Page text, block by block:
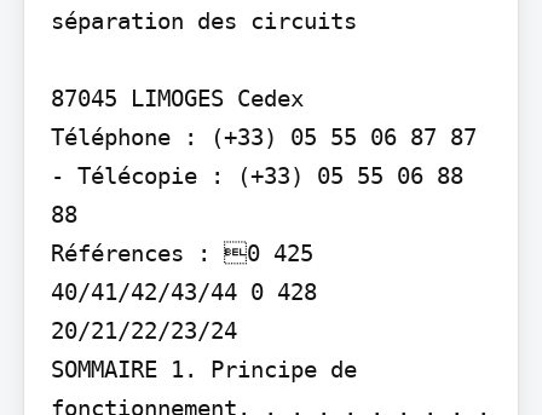
séparation des circuits
87045 LIMOGES Cedex
Téléphone : (+33) 05 55 06 87 87
- Télécopie : (+33) 05 55 06 88
88
Références : 0 425
40/41/42/43/44 0 428
20/21/22/23/24
SOMMAIRE 1. Principe de
fonctionnement. . . . . . . . . .